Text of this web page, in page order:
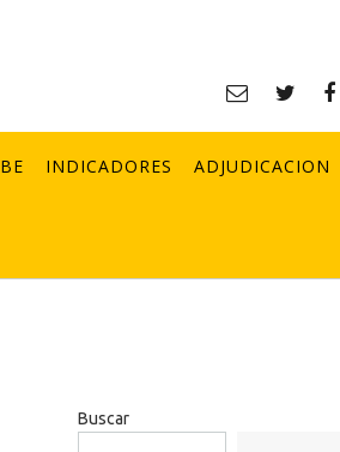
INDICADORES ADJUDICACION
Buscar